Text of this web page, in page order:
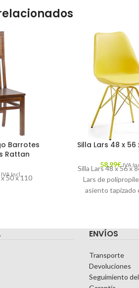
Barrotes
Rattan
IVA Incl.
50 x 110
Silla Lars 48 x 56
58,99€ IVA
Silla Lars 48 x 56 x
Lars de
asiento tapizado
ENVÍOS
Transporte
Devoluciones
Seguimiento